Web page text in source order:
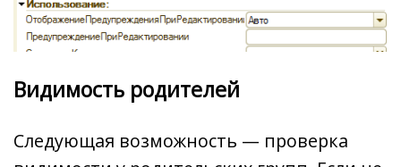
Видимость родителей
Следующая возможность — проверка